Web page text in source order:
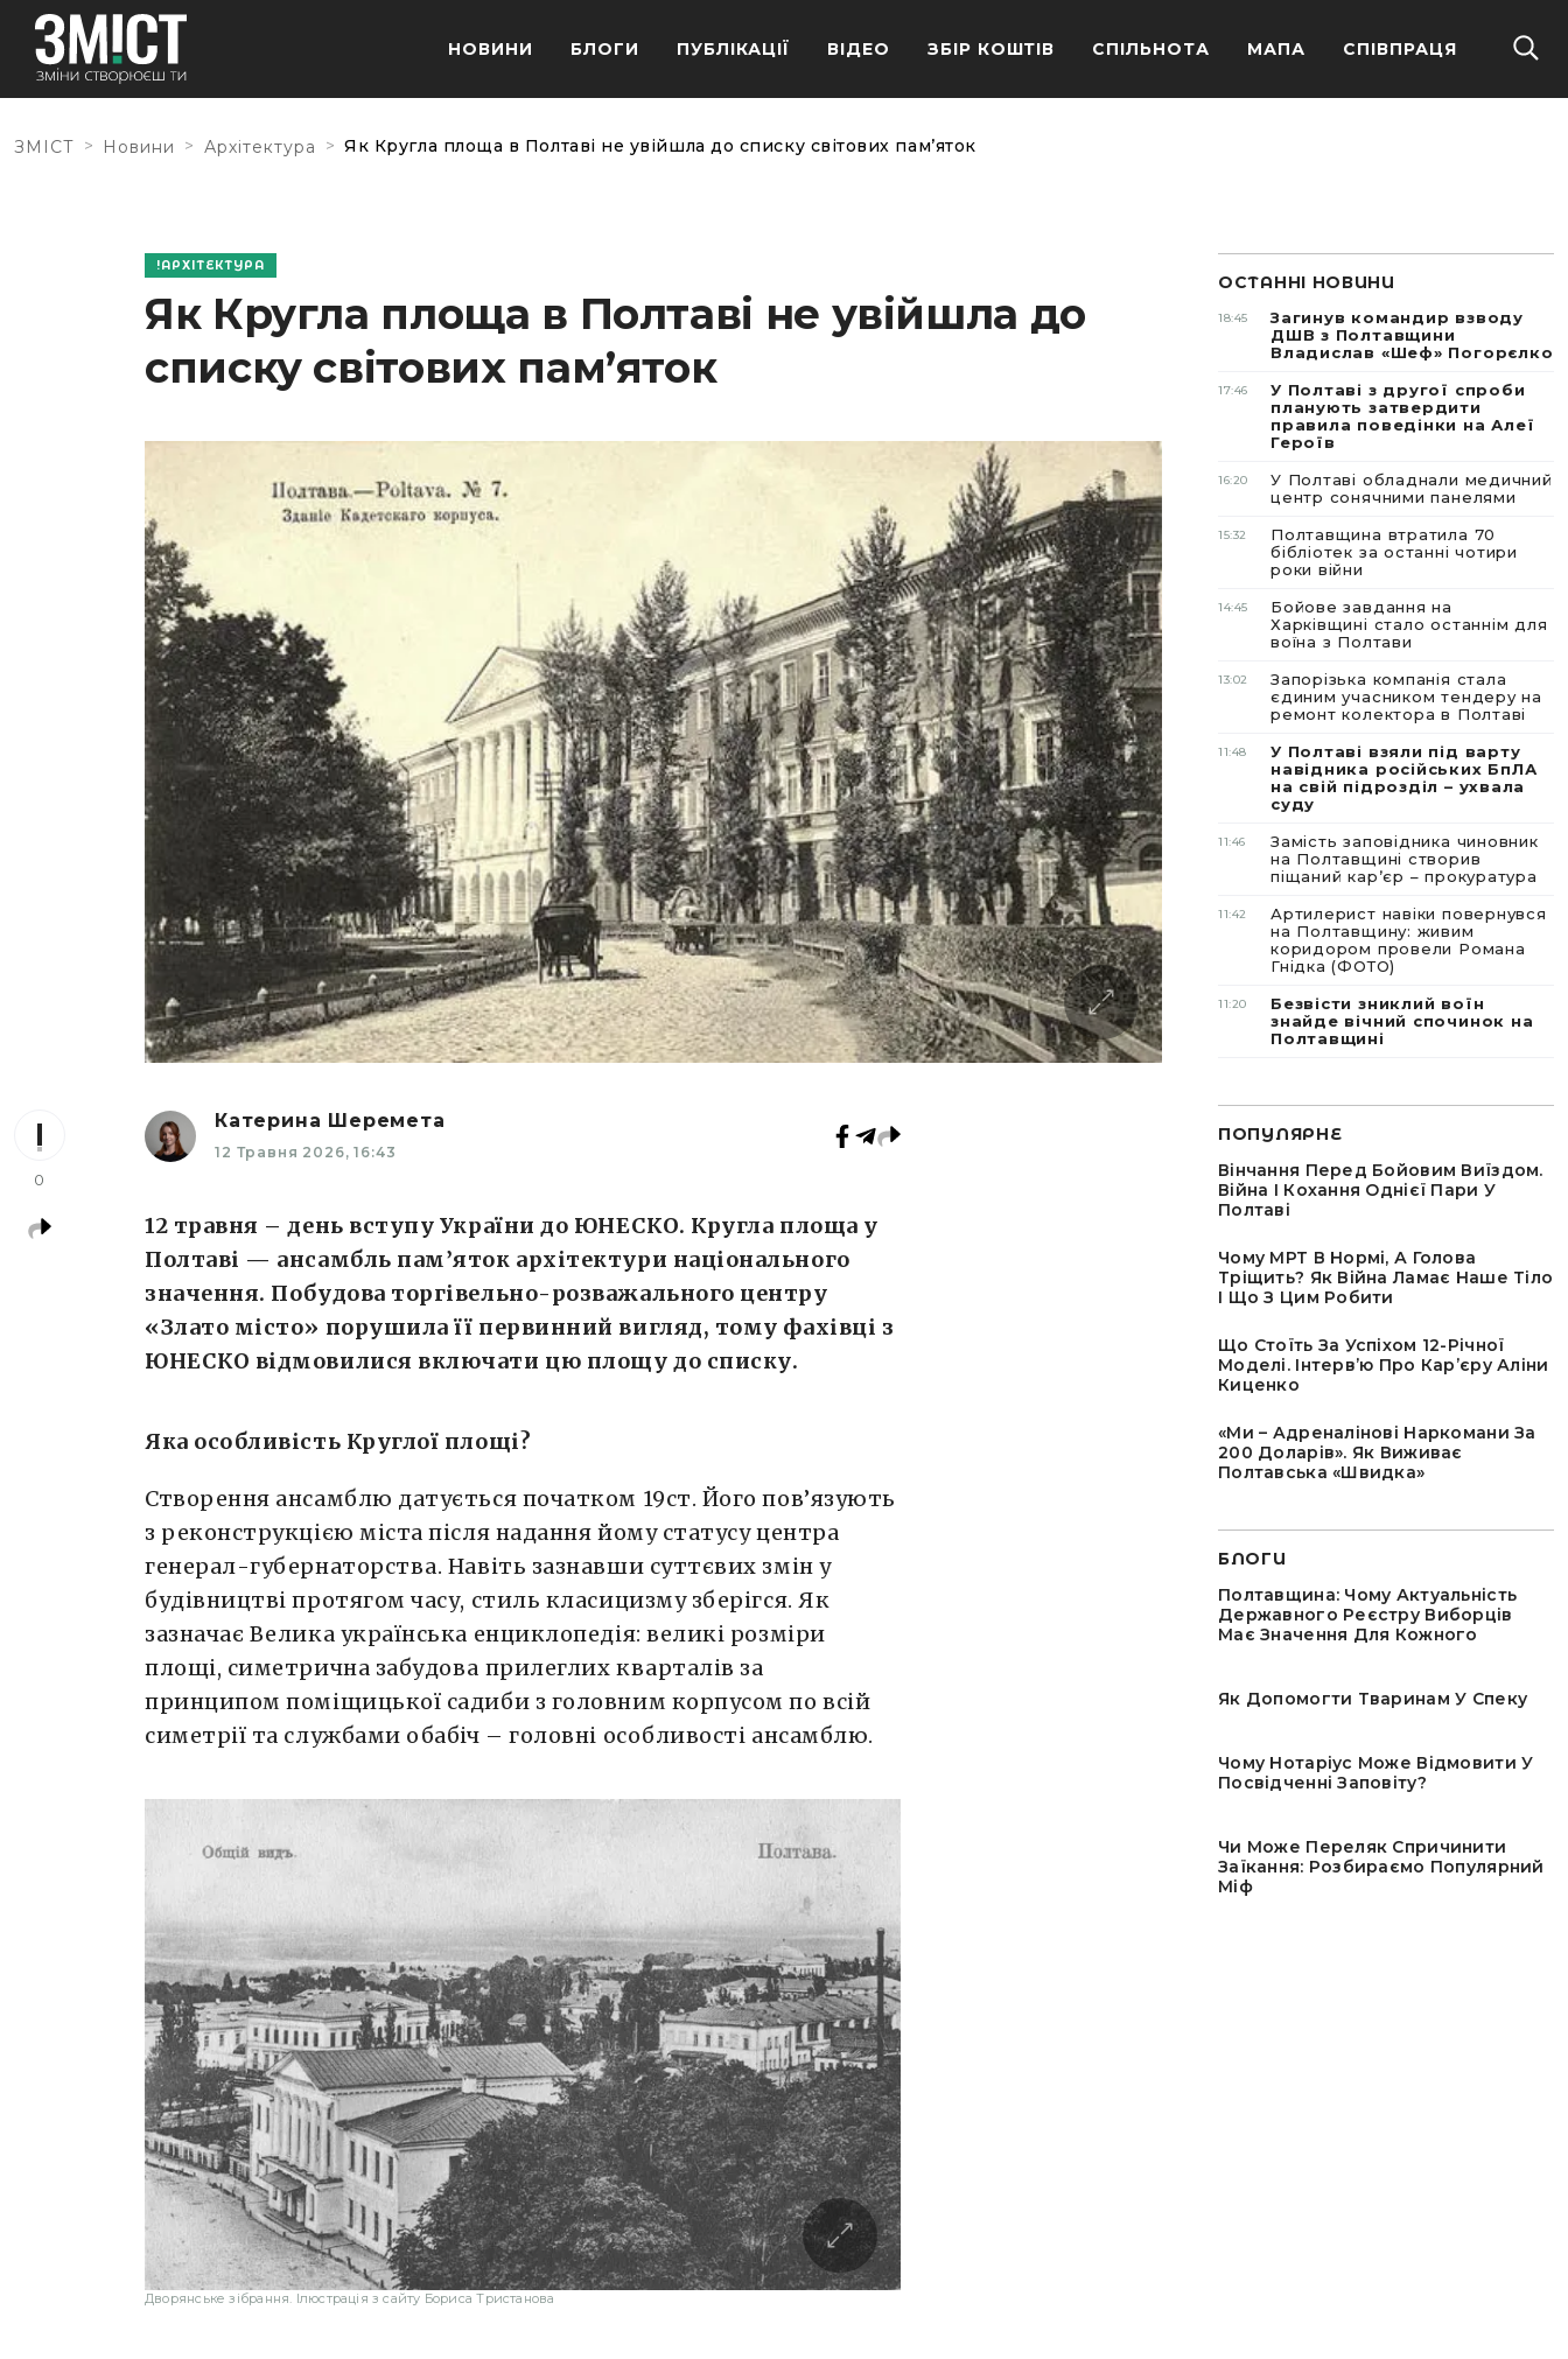
НОВИНИ БЛОГИ ПУБЛІКАЦІЇ ВІДЕО ЗБІР КОШТІВ СПІЛЬНОТА МАПА СПІВПРАЦЯ
ЗМІСТ > Новини > Архітектура > Як Кругла площа в Полтаві не увійшла до списку світових пам’яток
АРХІТЕКТУРА
Як Кругла площа в Полтаві не увійшла до
списку світових пам’яток
0
Катерина Шеремета
12 Травня 2026, 16:43
12 травня – день вступу України до ЮНЕСКО. Кругла площа у
Полтаві — ансамбль пам’яток архітектури національного
значення. Побудова торгівельно-розважального центру
«Злато місто» порушила її первинний вигляд, тому фахівці з
ЮНЕСКО відмовилися включати цю площу до списку.
Яка особливість Круглої площі?
Створення ансамблю датується початком 19ст. Його пов’язують
з реконструкцією міста після надання йому статусу центра
генерал-губернаторства. Навіть зазнавши суттєвих змін у
будівництві протягом часу, стиль класицизму зберігся. Як
зазначає Велика українська енциклопедія: великі розміри
площі, симетрична забудова прилеглих кварталів за
принципом поміщицької садиби з головним корпусом по всій
симетрії та службами обабіч – головні особливості ансамблю.
Дворянське зібрання. Ілюстрація з сайту Бориса Тристанова
ОСТАННІ НОВИНИ
18:45
Загинув командир взводу
ДШВ з Полтавщини
Владислав «Шеф» Погорєлко
17:46
У Полтаві з другої спроби
планують затвердити
правила поведінки на Алеї
Героїв
16:20
У Полтаві обладнали медичний
центр сонячними панелями
15:32
Полтавщина втратила 70
бібліотек за останні чотири
роки війни
14:45
Бойове завдання на
Харківщині стало останнім для
воїна з Полтави
13:02
Запорізька компанія стала
єдиним учасником тендеру на
ремонт колектора в Полтаві
11:48
У Полтаві взяли під варту
навідника російських БпЛА
на свій підрозділ – ухвала
суду
11:46
Замість заповідника чиновник
на Полтавщині створив
піщаний карʼєр – прокуратура
11:42
Артилерист навіки повернувся
на Полтавщину: живим
коридором провели Романа
Гнідка (ФОТО)
11:20
Безвісти зниклий воїн
знайде вічний спочинок на
Полтавщині
ПОПУЛЯРНЕ
Вінчання Перед Бойовим Виїздом.
Війна І Кохання Однієї Пари У
Полтаві
Чому МРТ В Нормі, А Голова
Тріщить? Як Війна Ламає Наше Тіло
І Що З Цим Робити
Що Стоїть За Успіхом 12-Річної
Моделі. Інтервʼю Про Карʼєру Аліни
Киценко
«Ми – Адреналінові Наркомани За
200 Доларів». Як Виживає
Полтавська «швидка»
БЛОГИ
Полтавщина: Чому Актуальність
Державного Реєстру Виборців
Має Значення Для Кожного
Як Допомогти Тваринам У Спеку
Чому Нотаріус Може Відмовити У
Посвідченні Заповіту?
Чи Може Переляк Спричинити
Заїкання: Розбираємо Популярний
Міф